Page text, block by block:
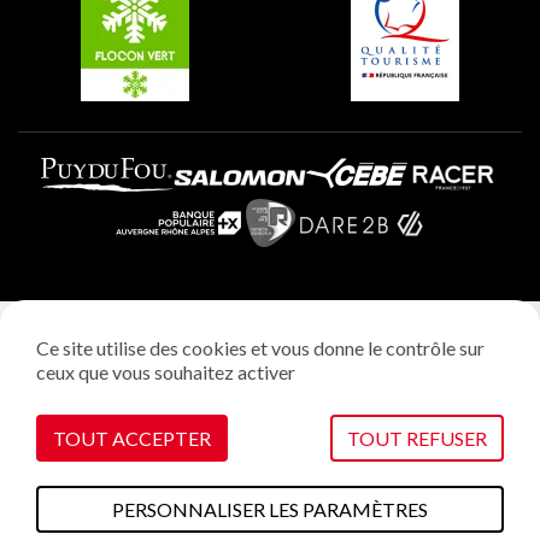
Plagne Aime 2000
Gestion des cookies
Ce site utilise des cookies et vous donne le contrôle sur
ceux que vous souhaitez activer
TOUT ACCEPTER TOUT REFUSER
PERSONNALISER LES PARAMÈTRES